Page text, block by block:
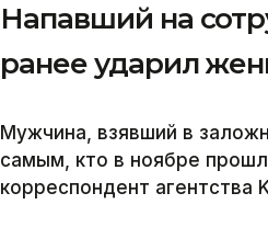
Напавший на
ранее ударил
Мужчина, взявший в
самым, кто в ноябре
корреспондент агентства